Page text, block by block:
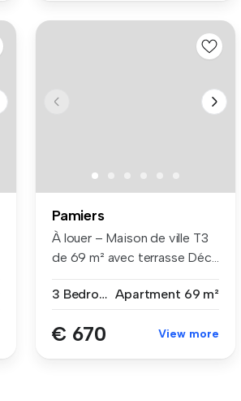
Pamiers
À louer – Maison de ville T3
de 69 m² avec terrasse Déc...
3 Bedrooms Apartment 69 m²
€ 670 View more